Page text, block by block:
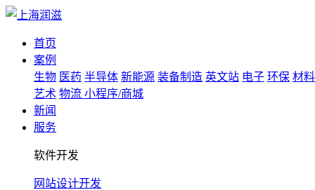
首页
案例
生物 医药 半导体 新能源 装备制造 英文站 电子 环保 材料
艺术 物流 小程序/商城
新闻
服务
软件开发
网站设计开发